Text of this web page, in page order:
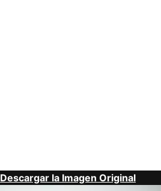
Descargar la Imagen Original